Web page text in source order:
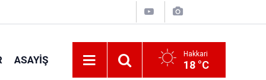
ASAYIŞ Hakkari
18 °C